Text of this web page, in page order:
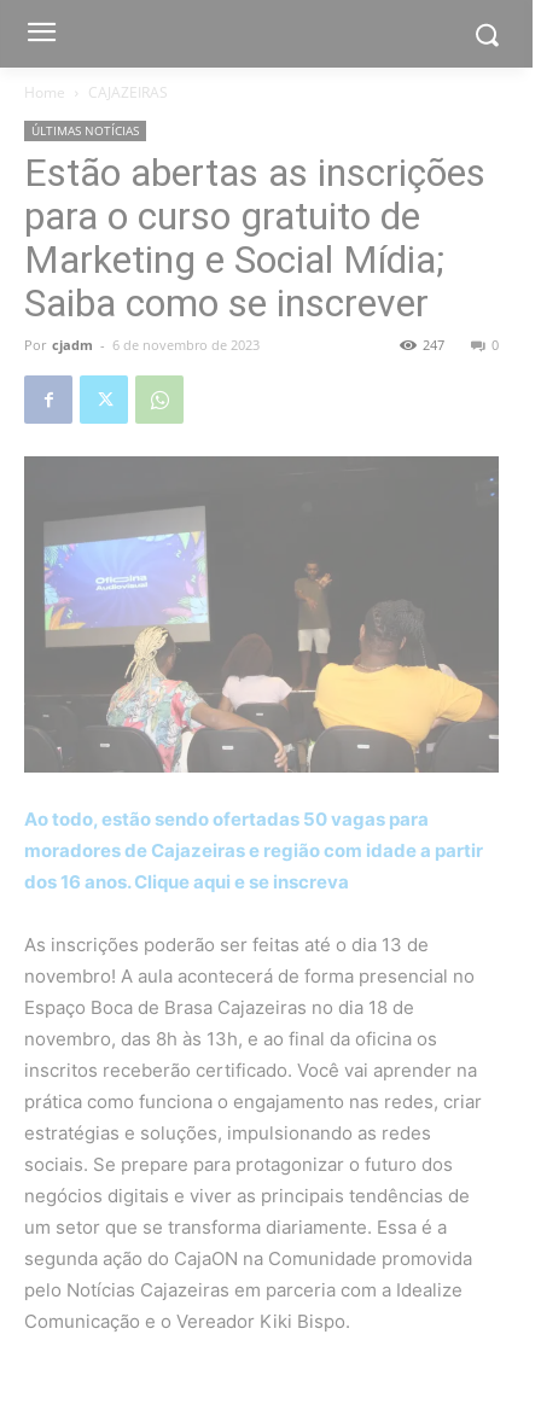
Home CAJAZEIRAS
ÚLTIMAS NOTÍCIAS
Estão abertas as inscrições
para o curso gratuito de
Marketing e Social Mídia;
Saiba como se inscrever
Por cjadm - 6 de novembro de 2023 0
247
Ao todo, estão sendo ofertadas 50 vagas para
moradores de Cajazeiras e região com idade a partir
dos 16 anos. Clique aqui e se inscreva
As inscrições poderão ser feitas até o dia 13 de
novembro! A aula acontecerá de forma presencial no
Espaço Boca de Brasa Cajazeiras no dia 18 de
novembro, das 8h às 13h, e ao final da oficina os
inscritos receberão certificado. Você vai aprender na
prática como funciona o engajamento nas redes, criar
estratégias e soluções, impulsionando as redes
sociais. Se prepare para protagonizar o futuro dos
negócios digitais e viver as principais tendências de
um setor que se transforma diariamente. Essa é a
segunda ação do CajaON na Comunidade promovida
pelo Notícias Cajazeiras em parceria com a Idealize
Comunicação e o Vereador Kiki Bispo.